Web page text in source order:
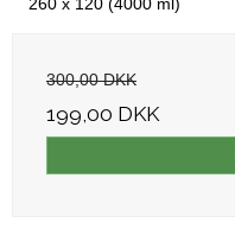
300,00 DKK
199,00 DKK